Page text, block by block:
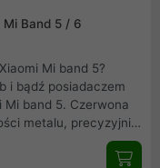
Mi Band 5 / 6
Mi band 5?
i bądź posiadaczem
Mi band 5. Czerwona
metalu, precyzyjnie
do Mi band